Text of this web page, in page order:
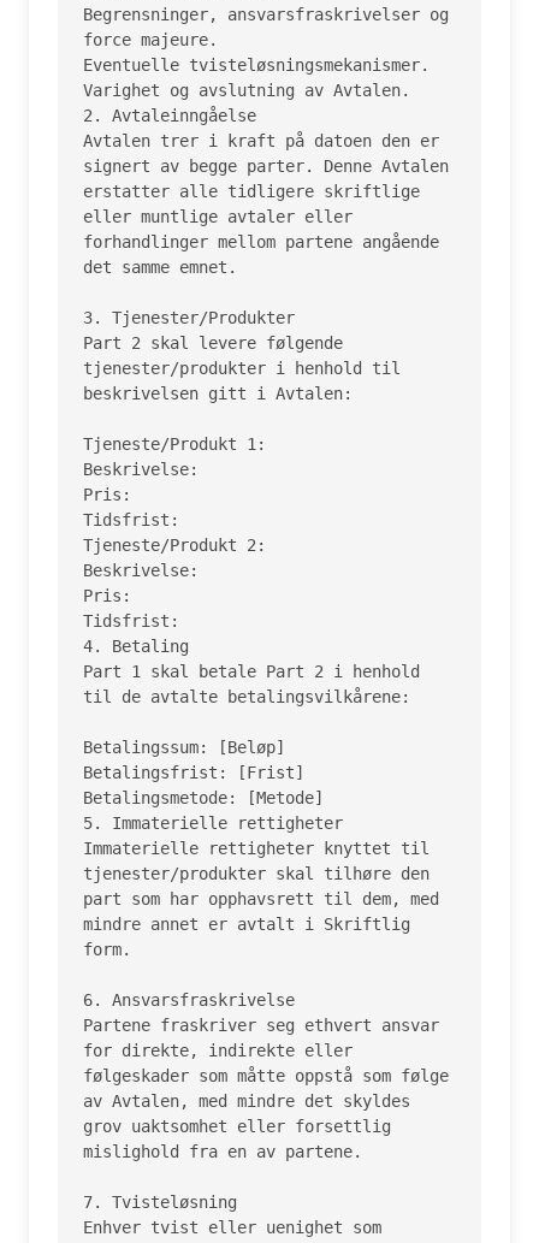
Begrensninger, ansvarsfraskrivelser og
force majeure.
Eventuelle tvisteløsningsmekanismer.
Varighet og avslutning av Avtalen.
2. Avtaleinngåelse
Avtalen trer i kraft på datoen den er
signert av begge parter. Denne Avtalen
erstatter alle tidligere skriftlige
eller muntlige avtaler eller
forhandlinger mellom partene angående
det samme emnet.
3. Tjenester/Produkter
Part 2 skal levere følgende
tjenester/produkter i henhold til
beskrivelsen gitt i Avtalen:
Tjeneste/Produkt 1:
Beskrivelse:
Pris:
Tidsfrist:
Tjeneste/Produkt 2:
Beskrivelse:
Pris:
Tidsfrist:
4. Betaling
Part 1 skal betale Part 2 i henhold
til de avtalte betalingsvilkårene:
Betalingssum: [Beløp]
Betalingsfrist: [Frist]
Betalingsmetode: [Metode]
5. Immaterielle rettigheter
Immaterielle rettigheter knyttet til
tjenester/produkter skal tilhøre den
part som har opphavsrett til dem, med
mindre annet er avtalt i Skriftlig
form.
6. Ansvarsfraskrivelse
Partene fraskriver seg ethvert ansvar
for direkte, indirekte eller
følgeskader som måtte oppstå som følge
av Avtalen, med mindre det skyldes
grov uaktsomhet eller forsettlig
mislighold fra en av partene.
7. Tvisteløsning
Enhver tvist eller uenighet som